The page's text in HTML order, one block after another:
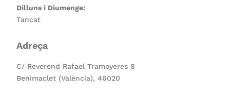
Dilluns i Diumenge:
Tancat
Adreça
C/ Reverend Rafael Tramoyeres 8
Benimaclet (València), 46020